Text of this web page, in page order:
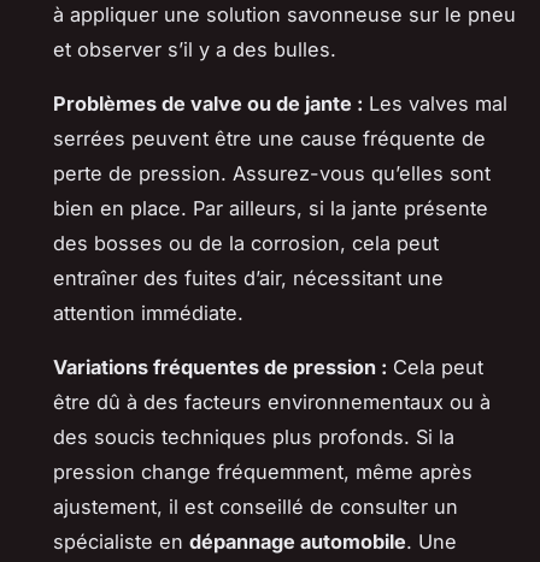
à appliquer une solution savonneuse sur le pneu
et observer s’il y a des bulles.
Problèmes de valve ou de jante : Les valves mal
serrées peuvent être une cause fréquente de
perte de pression. Assurez-vous qu’elles sont
bien en place. Par ailleurs, si la jante présente
des bosses ou de la corrosion, cela peut
entraîner des fuites d’air, nécessitant une
attention immédiate.
Variations fréquentes de pression : Cela peut
être dû à des facteurs environnementaux ou à
des soucis techniques plus profonds. Si la
pression change fréquemment, même après
ajustement, il est conseillé de consulter un
spécialiste en dépannage automobile. Une